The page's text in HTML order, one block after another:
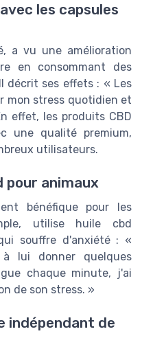
les capsules
a vu une amélioration
en consommant des
décrit ses effets : « Les
mon stress quotidien et
effet, les produits CBD
une qualité premium,
utilisateurs.
pour animaux
bénéfique pour les
utilise huile cbd
souffre d'anxiété : «
lui donner quelques
chaque minute, j'ai
de son stress. »
indépendant de